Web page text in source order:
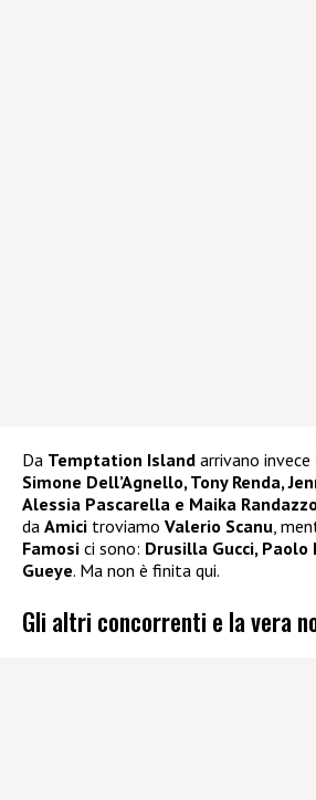
Da Temptation Island arrivano invece
Simone Dell’Agnello, Tony Renda,
Alessia Pascarella e Maika Randazzo
da Amici troviamo Valerio Scanu,
Famosi ci sono: Drusilla Gucci, Paolo
Gueye. Ma non è finita qui.
Gli altri concorrenti e la vera